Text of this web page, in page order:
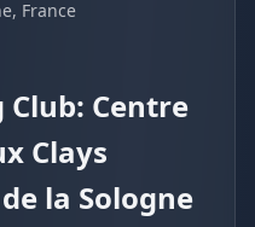
, France
Club: Centre
Clays
la Sologne